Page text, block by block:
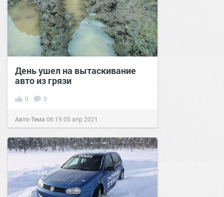
День ушел на вытаскивание
авто из грязи
0 0
Авто-Тема 06:19 05 апр 2021